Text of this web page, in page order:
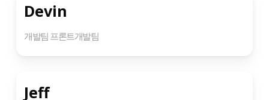
Devin
개발팀 프론트개발팀
Jeff